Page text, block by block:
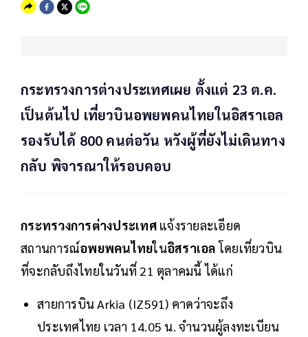
กระทรวงการต่างประเทศเผย ตั้งแต่ 23 ต.ค.
เป็นต้นไป เที่ยวบินอพยพคนไทยในอิสราเอล
รองรับได้ 800 คนต่อวัน หวังผู้ที่ยังไม่เดินทาง
กลับ พิจารณาให้รอบคอบ
กระทรวงการต่างประเทศแจ้งรายละเอียด
สถานการณ์อพยพคนไทยในอิสราเอลโดยเที่ยวบิน
ที่จะกลับถึงไทยในวันที่ 21 ตุลาคมนี้ ได้แก่
สายการบิน Arkia (IZ591) คาดว่าจะถึง
ประเทศไทย เวลา 14.05 น. จำนวนผู้ลงทะเบียน